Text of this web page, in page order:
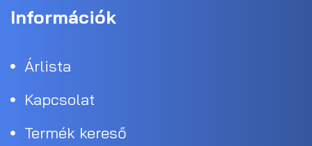
Információk
Árlista
Kapcsolat
Termék kereső